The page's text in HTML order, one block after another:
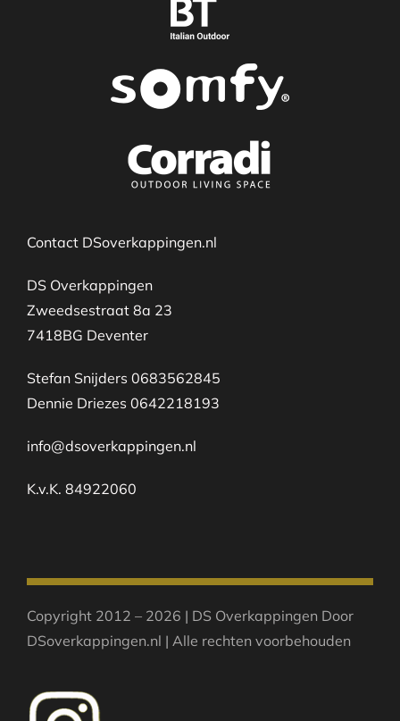
Contact DSoverkappingen.nl
DS Overkappingen
Zweedsestraat 8a 23
7418BG Deventer
Stefan Snijders 0683562845
Dennie Driezes 0642218193
info@dsoverkappingen.nl
K.v.K. 84922060
Copyright 2012 – 2026 | DS Overkappingen Door
DSoverkappingen.nl | Alle rechten voorbehouden